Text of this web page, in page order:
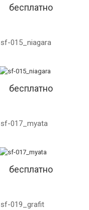
бесплатно
sf-015_niagara
бесплатно
sf-017_myata
бесплатно
sf-019_grafit